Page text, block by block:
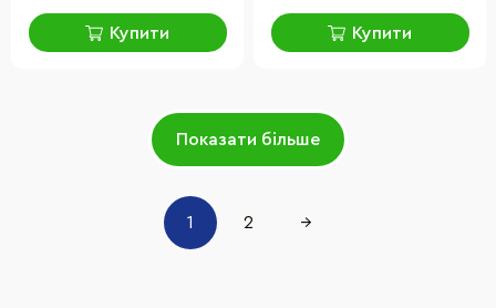
Купити Купити
Показати більше
1 2 →